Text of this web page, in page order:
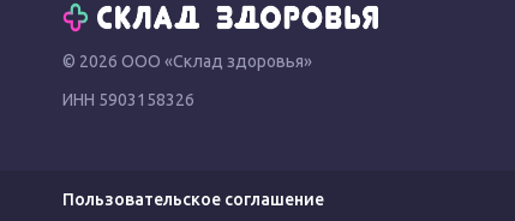
© 2026 ООО «Склад здоровья»
ИНН 5903158326
Пользовательское соглашение